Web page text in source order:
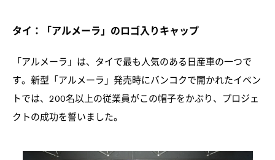
タイ：「アルメーラ」のロゴ入りキャップ
「アルメーラ」は、タイで最も人気のある日産車の一つで
す。新型「アルメーラ」発売時にバンコクで開かれたイベン
トでは、200名以上の従業員がこの帽子をかぶり、プロジェ
クトの成功を誓いました。